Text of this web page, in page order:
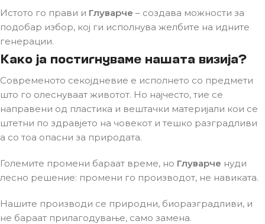
Истото го прави и Глуварче – создава можности за
подобар избор, кој ги исполнува желбите на идните
генерации.
Како ја постигнуваме нашата визија?
Современото секојдневие е исполнето со предмети
што го олеснуваат животот. Но најчесто, тие се
направени од пластика и вештачки материјали кои се
штетни по здравјето на човекот и тешко разградливи
а со тоа опасни за природата.
Големите промени бараат време, но Глуварче нуди
лесно решение: промени го производот, не навиката.
Нашите производи се природни, биоразградливи, и
не бараат прилагодување, само замена.